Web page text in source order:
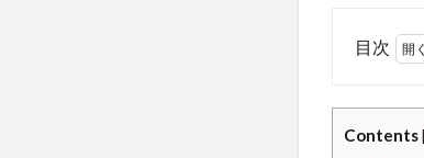
目次
林を購
入し伐
Contents